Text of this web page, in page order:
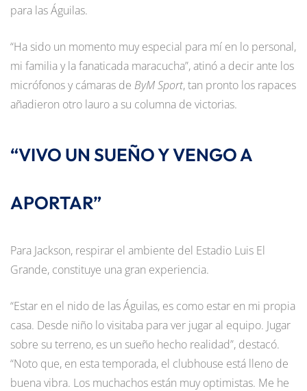
para las Águilas.
“Ha sido un momento muy especial para mí en lo personal,
mi familia y la fanaticada maracucha”, atinó a decir ante los
micrófonos y cámaras de ByM Sport, tan pronto los rapaces
añadieron otro lauro a su columna de victorias.
“VIVO UN SUEÑO Y VENGO A
APORTAR”
Para Jackson, respirar el ambiente del Estadio Luis El
Grande, constituye una gran experiencia.
“Estar en el nido de las Águilas, es como estar en mi propia
casa. Desde niño lo visitaba para ver jugar al equipo. Jugar
sobre su terreno, es un sueño hecho realidad”, destacó.
“Noto que, en esta temporada, el clubhouse está lleno de
buena vibra. Los muchachos están muy optimistas. Me he